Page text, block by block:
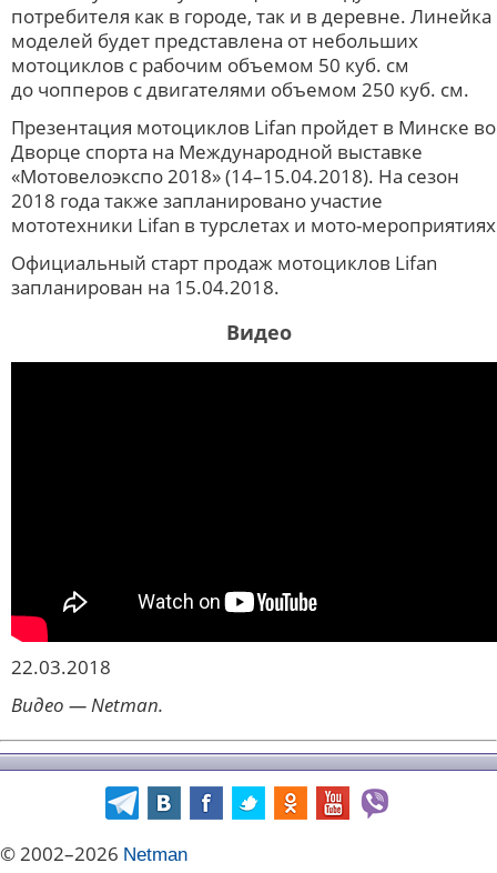
потребителя как в городе, так и в деревне. Линейка
моделей будет представлена от небольших
мотоциклов с рабочим объемом 50 куб. см
до чопперов с двигателями объемом 250 куб. см.
Презентация мотоциклов Lifan пройдет в Минске во
Дворце спорта на Международной выставке
«Мотовелоэкспо 2018» (14–15.04.2018). На сезон
2018 года также запланировано участие
мототехники Lifan в турслетах и мото-
Официальный старт продаж мотоциклов Lifan
запланирован на 15.04.2018.
Видео
22.03.2018
Видео — Netman.
© 2002–2026 Netman